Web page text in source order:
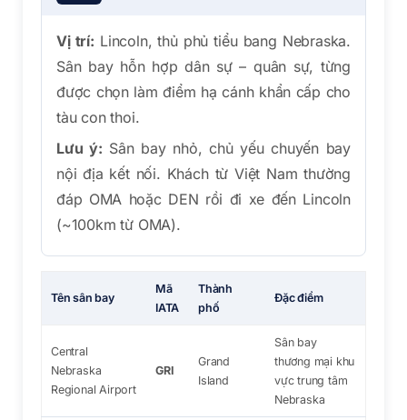
Vị trí: Lincoln, thủ phủ tiểu bang Nebraska.
Sân bay hỗn hợp dân sự – quân sự, từng
được chọn làm điểm hạ cánh khẩn cấp cho
tàu con thoi.
Lưu ý: Sân bay nhỏ, chủ yếu chuyến bay
nội địa kết nối. Khách từ Việt Nam thường
đáp OMA hoặc DEN rồi đi xe đến Lincoln
(~100km từ OMA).
Tên sân bay
Mã
IATA
Thành
phố
Đặc điểm
Central
Nebraska
Regional Airport
GRI
Grand
Island
Sân bay
thương mại khu
vực trung tâm
Nebraska